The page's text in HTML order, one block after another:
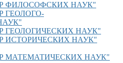
ФИЛОСОФСКИХ НАУК"
ГЕОЛОГО-
ГЕОЛОГИЧЕСКИХ НАУК"
ИСТОРИЧЕСКИХ НАУК"
МАТЕМАТИЧЕСКИХ НАУК"